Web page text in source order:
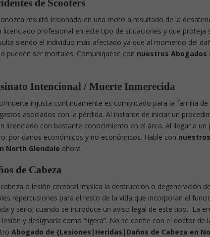
de Scooters
resultó lesionado en una moto a resultado de la
licenciado profesional en este tipo de situaciones y que proteja
siendo el individuo más afectado ya que al momento del
pueden ser mortales. Comuníquese con nuestros
Intencional / Muerte Inmerecida
muerte injusta continuamente es complicado para la familia
asociados con la pérdida. Al instante de iniciar un
licenciado con bastante conocimiento en el área. Al llegar a
por daños económicos y no económicos. Hable con
North Glendale ahora.
de Cabeza
o lesión cerebral implica la destrucción o degeneración
repercusiones para el resto de la vida que incorporan el
y serio; cuando se introduce un aviso legal de este tipo. La
y designarla como “ligera”. No se confíe con el doctor
Abogado de {Lesiones|Heridas|Daños de Cabeza en